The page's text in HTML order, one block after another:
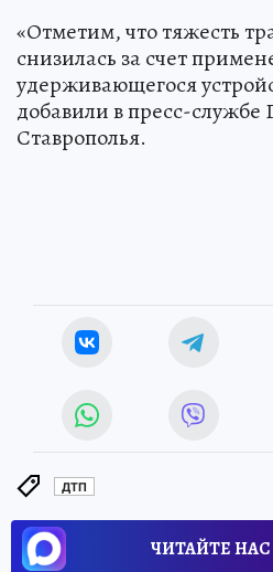
«Отметим, что тяжесть
снизилась за счет
удерживающегося
добавили в пресс-службе
Ставрополья.
ДТП
ЧИТАЙТЕ